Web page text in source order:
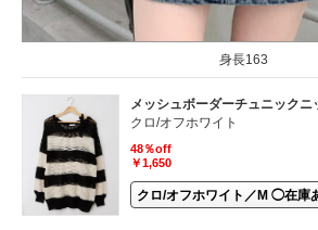
身長163
メッシュボーダーチュニックニ
クロ/オフホワイト
48％off
￥1,650